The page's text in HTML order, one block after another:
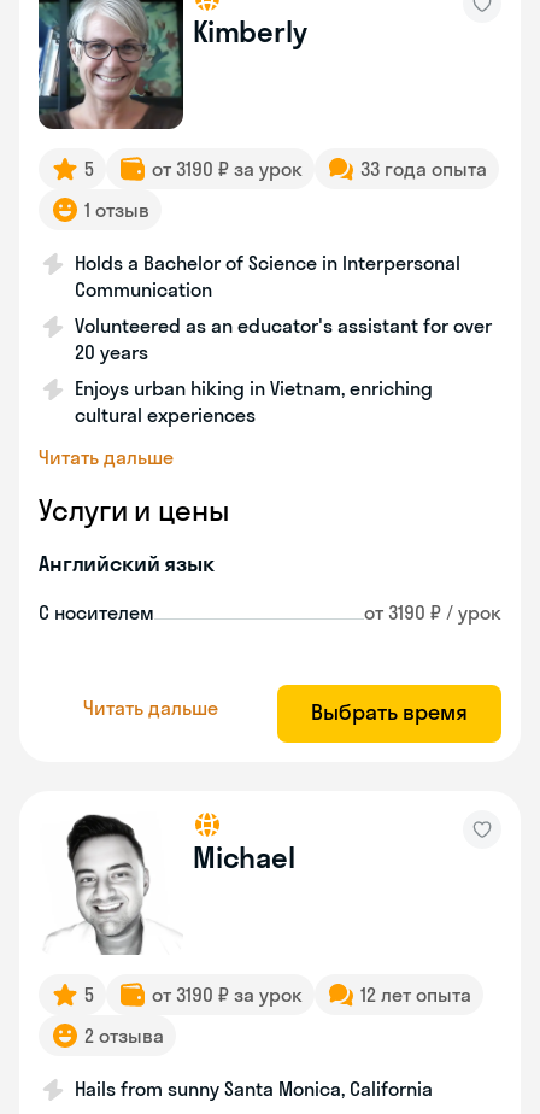
Kimberly
5 от 3190 ₽ за урок
33 года опыта
1 отзыв
Holds a Bachelor of Science in Interpersonal
Communication
Volunteered as an educator's assistant for over
20 years
Enjoys urban hiking in Vietnam, enriching
cultural experiences
Читать дальше
Услуги и цены
Английский язык
С носителем от 3190 ₽ / урок
Читать дальше Выбрать время
Michael
5 от 3190 ₽ за урок
12 лет опыта
2 отзыва
Hails from sunny Santa Monica, California